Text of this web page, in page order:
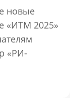
новые
«ИТМ 2025»
«РИ-